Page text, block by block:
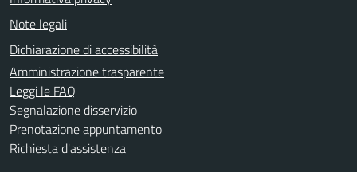
Note legali
Dichiarazione di accessibilità
Amministrazione trasparente
Leggi le FAQ
Segnalazione disservizio
Prenotazione appuntamento
Richiesta d'assistenza